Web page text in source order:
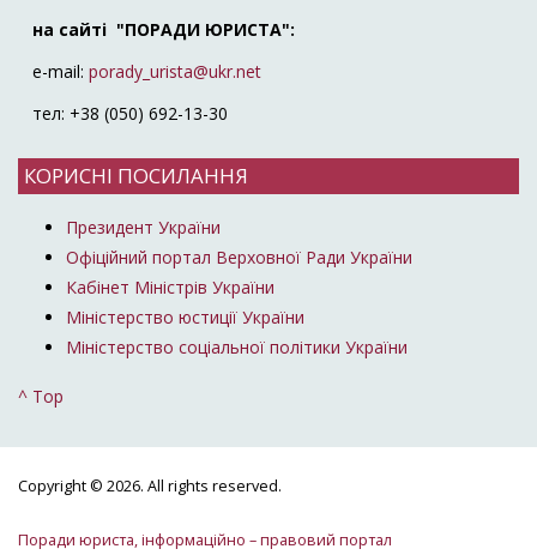
на сайті "ПОРАДИ ЮРИСТА":
e-mail: porady_urista@ukr.net
тел: +38 (050) 692-13-30
КОРИСНІ ПОСИЛАННЯ
Президент України
Офіційний портал Верховної Ради України
Кабінет Міністрів України
Міністерство юстиції України
Міністерство соціальної політики України
^ Top
Copyright © 2026. All rights reserved.
Поради юриста, інформаційно – правовий портал